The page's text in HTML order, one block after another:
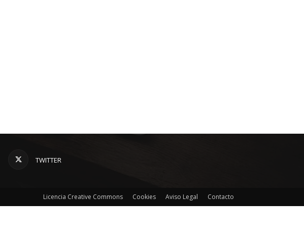
TWITTER
Licencia Creative Commons Cookies Aviso Legal Contacto